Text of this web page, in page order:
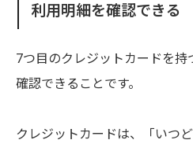
利用明細を確認できる
7つ目のクレジットカードを持
確認できることです。
クレジットカードは、「いつ